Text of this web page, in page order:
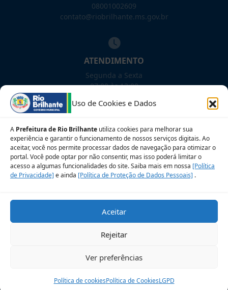
Uso de Cookies e Dados
A Prefeitura de Rio Brilhante utiliza cookies para melhorar sua
experiência e garantir o funcionamento de nossos serviços digitais. Ao
aceitar, você nos permite processar dados de navegação para otimizar o
portal. Você pode optar por não consentir, mas isso poderá limitar o
acesso a algumas funcionalidades do site. Saiba mais em nossa [Política
de Privacidade] e ainda [Política de Proteção de Dados Pessoais] .
Aceitar
Rejeitar
Ver preferências
Política de cookiesPolítica de CookiesLGPD
08001002609
contato@riobrilhante.ms.gov.br
ATENDIMENTO
Segunda a Sexta
07:00 às 13:00
NOSSAS REDES!
Siga para novidades
Sobre a LGPD
Perguntas frequentes
Avalie nosso site
03.681.582/0001-07
Desenvolvido pelo Setor de Governança de TIC